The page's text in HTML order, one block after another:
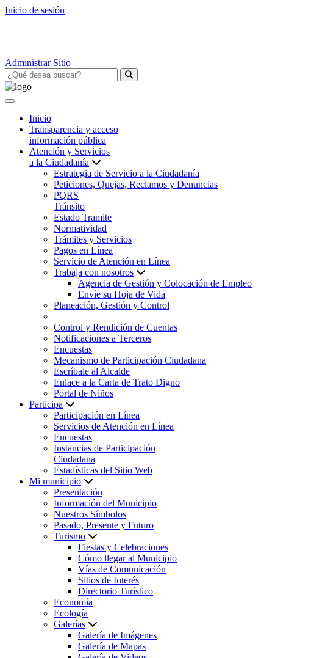
Inicio de sesión
Administrar Sitio
Inicio
Transparencia y acceso
información pública
Atención y Servicios
a la Ciudadanía
Estrategia de Servicio a la Ciudadanía
Peticiones, Quejas, Reclamos y Denuncias
PQRS
Tránsito
Estado Tramite
Normatividad
Trámites y Servicios
Pagos en Línea
Servicio de Atención en Línea
Trabaja con nosotros
Agencia de Gestión y Colocación de Empleo
Envíe su Hoja de Vida
Planeación, Gestión y Control
Control y Rendición de Cuentas
Notificaciones a Terceros
Encuestas
Mecanismo de Participación Ciudadana
Escríbale al Alcalde
Enlace a la Carta de Trato Digno
Portal de Niños
Participa
Participación en Línea
Servicios de Atención en Línea
Encuestas
Instancias de Participación
Ciudadana
Estadísticas del Sitio Web
Mi municipio
Presentación
Información del Municipio
Nuestros Símbolos
Pasado, Presente y Futuro
Turismo
Fiestas y Celebraciones
Cómo llegar al Municipio
Vías de Comunicación
Sitios de Interés
Directorio Turístico
Economía
Ecología
Galerías
Galería de Imágenes
Galería de Mapas